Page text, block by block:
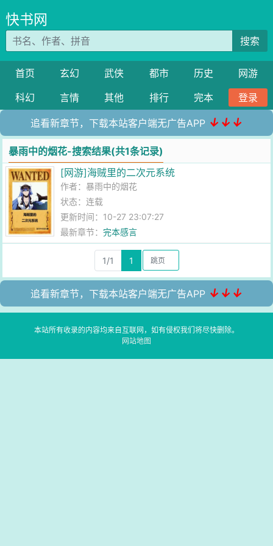
快书网
搜索
首页 玄幻 武侠 都市 历史
网游
科幻
言情 其他 排行 完本 登录
追看新章节，下载本站客户端无广告APP ↓↓↓
暴雨中的烟花-搜索结果(共1条记录)
[网游]海贼里的二次元系统
作者： 暴雨中的烟花
状态：连载
更新时间：10-27 23:07:27
最新章节：完本感言
1/1 1
追看新章节，下载本站客户端无广告APP ↓↓↓
本站所有收录的内容均来自互联网，如有侵权我们将尽快删除。
网站地图